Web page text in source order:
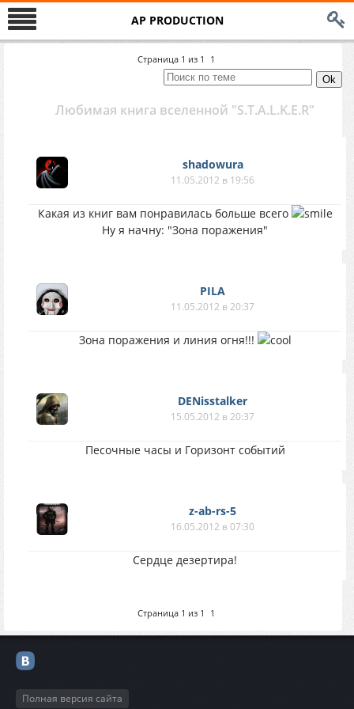
AP PRODUCTION
Страница 1 из 1 1
Любимая книга вселенной "S.T.A.L.K.E.R"
shadowura
11.05.2012 в 19:56
Какая из книг вам понравилась больше всего
Ну я начну: "Зона поражения"
PILA
11.05.2012 в 20:37
Зона поражения и линия огня!!!
DENisstalker
15.05.2012 в 20:37
Песочные часы и Горизонт событий
z-ab-rs-5
16.05.2012 в 07:30
Сердце дезертира!
Страница 1 из 1 1
Полная версия сайта